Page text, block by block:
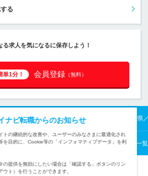
る
る求人を気になるに保存しよう！
単1分！ 会員登録 （無料）
人情報TOP 秋田県の転職・求人情報TOP 秋田県
訳から探す 保育・教育・通訳の転職・求人情報一覧
ナビ転職からのお知らせ
トの継続的な改善や、ユーザーのみなさまに最適化され
を目的に、Cookie等の「インフォマティブデータ」を利
の提供を無効にしたい場合は「確認する」ボタンのリン
ウト）を行うことができます。